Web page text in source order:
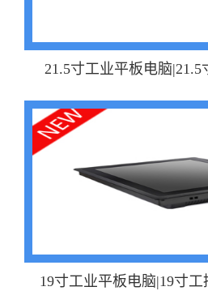
21.5寸工业平板电脑|21.5
19寸工业平板电脑|19寸